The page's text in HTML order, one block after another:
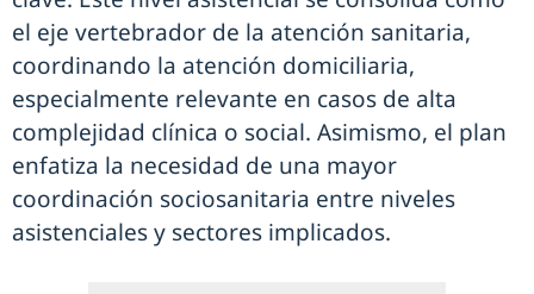
el eje vertebrador de la atención sanitaria,
coordinando la atención domiciliaria,
especialmente relevante en casos de alta
complejidad clínica o social. Asimismo, el plan
enfatiza la necesidad de una mayor
coordinación sociosanitaria entre niveles
asistenciales y sectores implicados.